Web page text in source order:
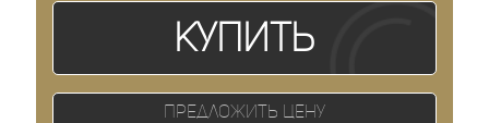
Купить
Предложить цену